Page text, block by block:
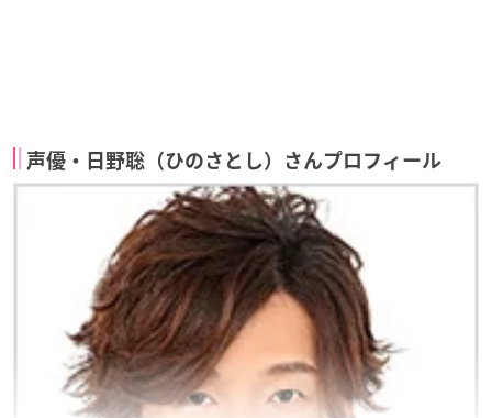
声優・日野聡（ひのさとし）さんプロフィール